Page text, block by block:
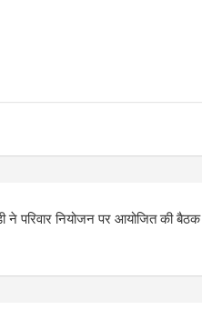
ने परिवार नियोजन पर आयोजित की बैठक